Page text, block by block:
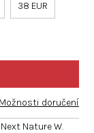
Nature W.
38 EUR
Možnosti doručení